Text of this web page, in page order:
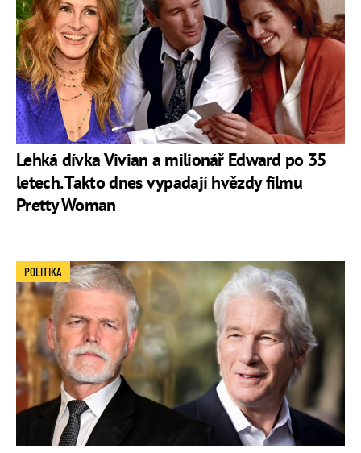
Lehká dívka Vivian a milionář Edward po 35
letech. Takto dnes vypadají hvězdy filmu
Pretty Woman
POLITIKA